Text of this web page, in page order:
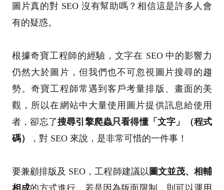
圖片真的對 SEO 沒有幫助嗎？相信這是許多人會
有的疑惑。
根據奇寶工程師的經驗，文字在 SEO 中的影響力
仍然大於圖片，但我們也不可忽視圖片搜尋的趨
勢。奇寶工程師常遇到客戶考量排版、畫面的美
觀，所以在網站中大量使用圖片提供訊息給使用
者，卻忘了搜尋引擎爬蟲只看得懂「文字」（程式
碼）
，對 SEO 來說，是非常可惜的一件事！
要兼顧排版及 SEO，工程師建議以 圖文並茂、相輔
相成的方式進行，若是因為版面限制，則可以運用